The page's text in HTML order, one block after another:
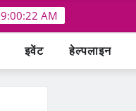
9:00:22 AM
इवेंट हेल्पलाइन